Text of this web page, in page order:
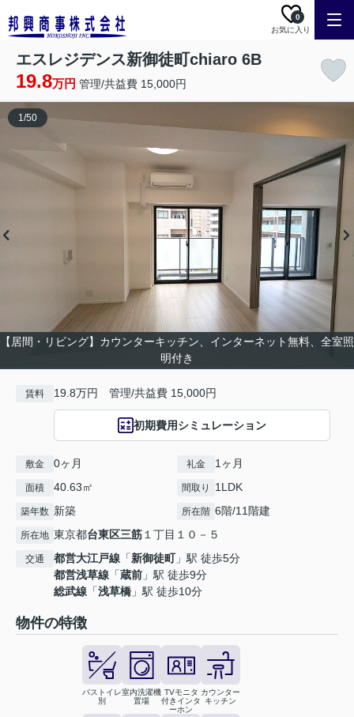
お気に入り
0
エスレジデンス新御徒町chiaro 6B
19.8万円 管理/共益費 15,000円
【居間・リビング】カウンターキッチン、インターネット無料、全室照
明付き
1/50
賃料 19.8万円 管理/共益費 15,000円
初期費用シミュレーション
敷金 0ヶ月 礼金 1ヶ月
面積 40.63㎡ 間取り 1LDK
築年数 新築 所在階 6階/11階建
所在地 東京都台東区三筋１丁目１０－５
交通 都営大江戸線 「新御徒町」駅 徒歩5分
都営浅草線 「蔵前 」駅 徒歩9分
総武線 「浅草橋 」駅 徒歩10分
物件の特徴
バストイレ
別
室内洗濯機
置場
TVモニタ
付きインタ
ーホン
カウンター
キッチン